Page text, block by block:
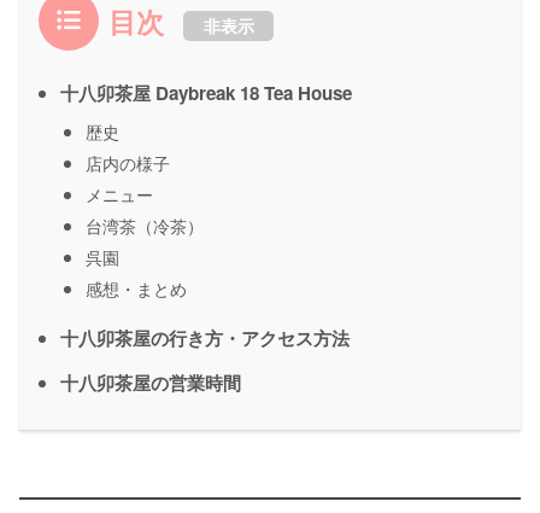
目次 非表示
十八卯茶屋 Daybreak 18 Tea House
歴史
店内の様子
メニュー
台湾茶（冷茶）
呉園
感想・まとめ
十八卯茶屋の行き方・アクセス方法
十八卯茶屋の営業時間